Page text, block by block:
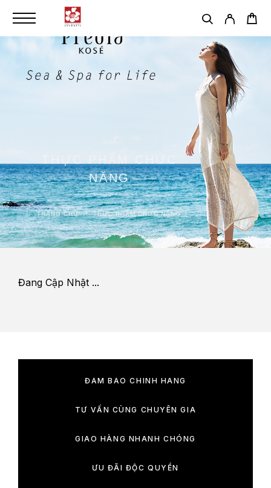
NĂNG
TRANG CHỦ THỰC PHẨM CHỨC NĂNG
Đang Cập Nhật ...
ĐẢM BẢO CHÍNH HÃNG
TƯ VẤN CÙNG CHUYÊN GIA
GIAO HÀNG NHANH CHÓNG
ƯU ĐÃI ĐỘC QUYỀN